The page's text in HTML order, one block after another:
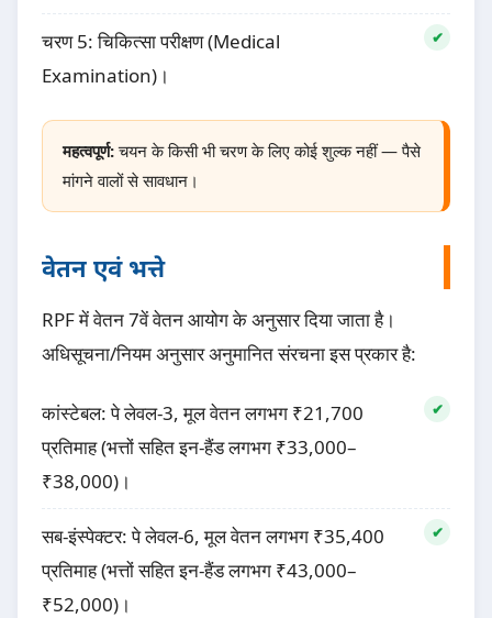
चरण 5: चिकित्सा परीक्षण (Medical
Examination)।
महत्वपूर्ण:चयन के किसी भी चरण के लिए कोई शुल्क नहीं — पैसे
मांगने वालों से सावधान।
वेतन एवं भत्ते
RPF में वेतन 7वें वेतन आयोग के अनुसार दिया जाता है।
अधिसूचना/नियम अनुसार अनुमानित संरचना इस प्रकार है:
कांस्टेबल: पे लेवल-3, मूल वेतन लगभग ₹21,700
प्रतिमाह (भत्तों सहित इन-हैंड लगभग ₹33,000–
₹38,000)।
सब-इंस्पेक्टर: पे लेवल-6, मूल वेतन लगभग ₹35,400
प्रतिमाह (भत्तों सहित इन-हैंड लगभग ₹43,000–
₹52,000)।